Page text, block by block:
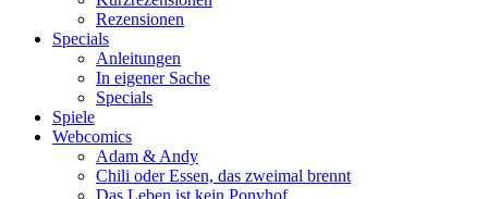
Rezensionen
Specials
Anleitungen
In eigener Sache
Specials
Spiele
Webcomics
Adam & Andy
Chili oder Essen, das zweimal brennt
Das Leben ist kein Ponyhof